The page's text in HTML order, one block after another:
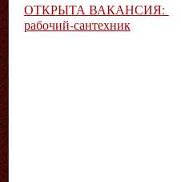
ОТКРЫТА ВАКАНСИЯ:
рабочий-сантехник